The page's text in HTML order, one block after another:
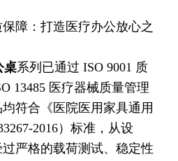
障：打造医疗办公放心之
桌系列已通过 ISO 9001 质
13485 医疗器械质量管理
符合《医院医用家具通用
2016）标准，从设
严格的载荷测试、稳定性